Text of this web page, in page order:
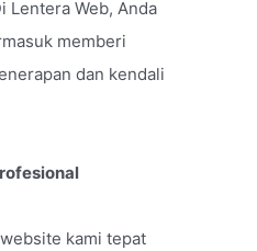
Lentera Web, Anda
memberi
dan kendali
kami tepat